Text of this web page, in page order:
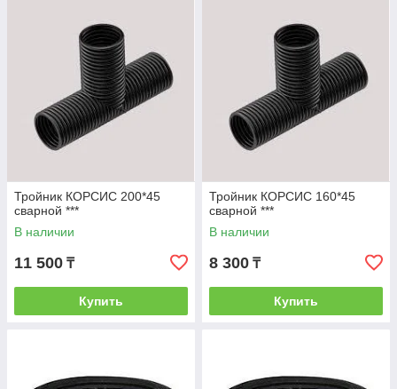
Тройник КОРСИС 200*45
сварной ***
В наличии
11 500 ₸
Купить
Тройник КОРСИС 160*45
сварной ***
В наличии
8 300 ₸
Купить